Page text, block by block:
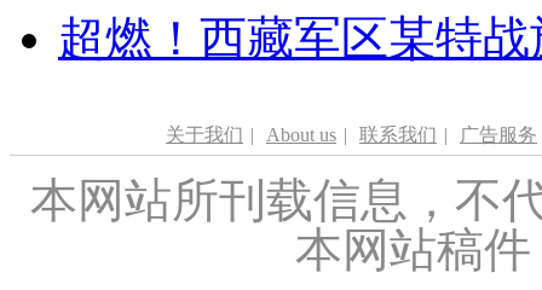
超燃！西藏军区某特
关于我们 | About us | 联系我们 | 广告服务
本网站所刊载信息，不
本网站稿